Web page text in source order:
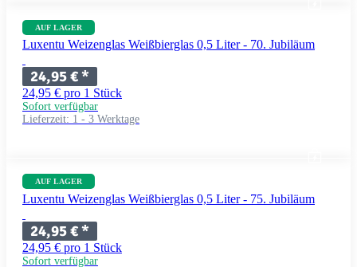
AUF LAGER
Luxentu Weizenglas Weißbierglas 0,5 Liter - 70. Jubiläum
24,95 €*
24,95 € pro 1 Stück
Sofort verfügbar
Lieferzeit: 1 - 3 Werktage
AUF LAGER
Luxentu Weizenglas Weißbierglas 0,5 Liter - 75. Jubiläum
24,95 €*
24,95 € pro 1 Stück
Sofort verfügbar